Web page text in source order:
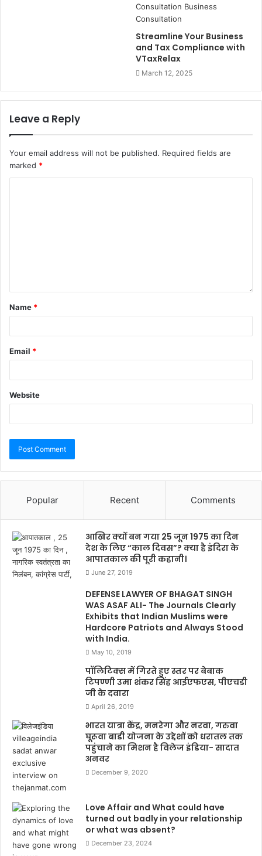
Streamline Your Business
and Tax Compliance with
VTaxRelax
March 12, 2025
Leave a Reply
Your email address will not be published. Required fields are
marked *
Name *
Email *
Website
Popular Recent Comments
आखिर क्यों बन गया 25 जून 1975 का दिन
देश के लिए “काल दिवस”? क्या है इंदिरा के
आपातकाल की पूरी कहानी।
June 27, 2019
DEFENSE LAWYER OF BHAGAT SINGH
WAS ASAF ALI- The Journals Clearly
Exhibits that Indian Muslims were
Hardcore Patriots and Always Stood
with India.
May 10, 2019
पॉलिटिक्स में गिरते हुए स्तर पर बेबाक
टिपण्णी उमा शंकर सिंह आईएफएस, पीएचडी
जी के दवारा
April 26, 2019
भारत यात्रा केंद्र, मनरेगा और नरवा, गरुवा
घूरूवा बाडी योजना के उद्देशों को धरातल तक
पहुंचाने का मिशन है विलेज इंडिया- सादात
अनवर
December 9, 2020
Love Affair and What could have
turned out badly in your relationship
or what was absent?
December 23, 2024